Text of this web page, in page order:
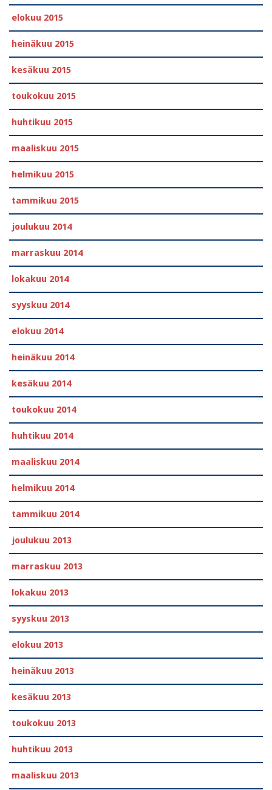
elokuu 2015
heinäkuu 2015
kesäkuu 2015
toukokuu 2015
huhtikuu 2015
maaliskuu 2015
helmikuu 2015
tammikuu 2015
joulukuu 2014
marraskuu 2014
lokakuu 2014
syyskuu 2014
elokuu 2014
heinäkuu 2014
kesäkuu 2014
toukokuu 2014
huhtikuu 2014
maaliskuu 2014
helmikuu 2014
tammikuu 2014
joulukuu 2013
marraskuu 2013
lokakuu 2013
syyskuu 2013
elokuu 2013
heinäkuu 2013
kesäkuu 2013
toukokuu 2013
huhtikuu 2013
maaliskuu 2013